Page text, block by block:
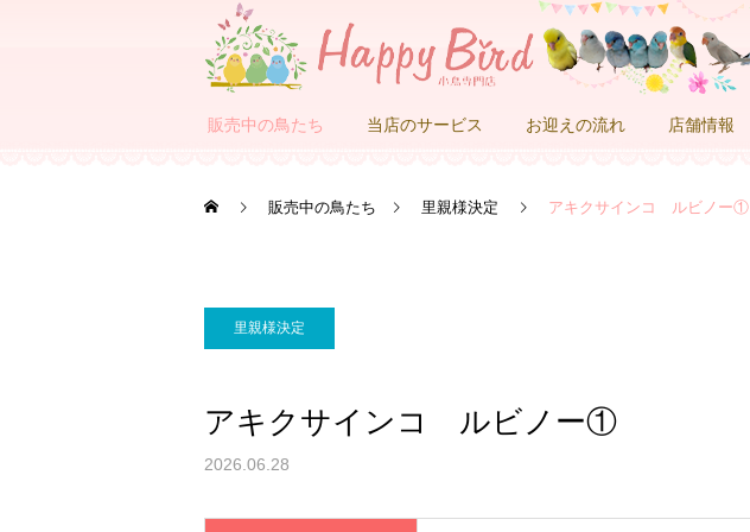
販売中の鳥たち 当店のサービス お迎えの流れ 店舗情報
販売中の鳥たち 里親様決定 アキクサインコ ルビノー①
里親様決定
アキクサインコ ルビノー①
2026.06.28